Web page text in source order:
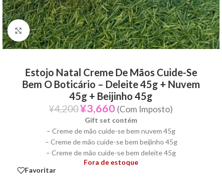
Click to enlarge
Estojo Natal Creme De Mãos Cuide-Se
Bem O Boticário – Deleite 45g + Nuvem
45g + Beijinho 45g
¥4,200¥3,660 (Com Imposto)
Gift set contém
– Creme de mão cuide-se bem nuvem 45g
– Creme de mão cuide-se bem beijinho 45g
– Creme de mão cuide-se bem deleite 45g
Fora de estoque
Favoritar